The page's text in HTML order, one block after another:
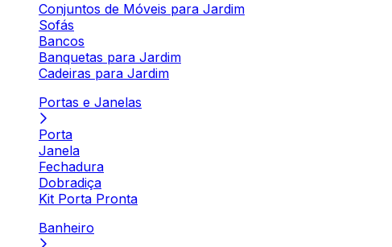
Conjuntos de Móveis para Jardim
Sofás
Bancos
Banquetas para Jardim
Cadeiras para Jardim
Portas e Janelas
Porta
Janela
Fechadura
Dobradiça
Kit Porta Pronta
Banheiro